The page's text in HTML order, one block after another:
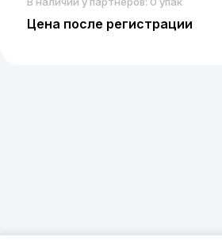
Цена после регистрации